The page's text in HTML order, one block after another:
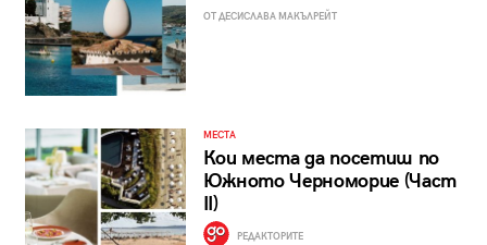
ОТ ДЕСИСЛАВА МАКЪЛРЕЙТ
МЕСТА
Кои места да посетиш по
Южното Черноморие (Част
II)
РЕДАКТОРИТЕ